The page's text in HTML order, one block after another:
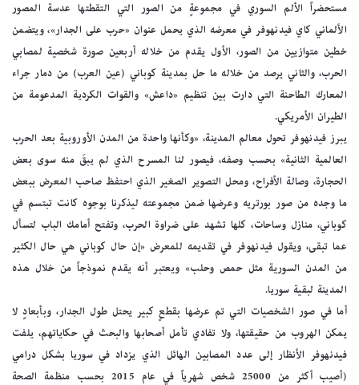
مستحضراً الألم السوري في مجموعةٍ من الصور التي التقطتها عدسة المصور
الألماني كاي فيدنهوفر في معرضه الذي يحمل عنوان «حرب على الجدار»، ويتضمن
خطين متوازيين من الصور، الأول يقدم من خلاله أربعين صورة شخصية لمصابي
الحرب، والثاني يرصد من خلاله ما حل بمدينة كوباني (عين العرب) من دمار جراء
المعارك الطاحنة التي دارت بين تنظيم «داعش» والقوات الكردية المدعومة من
الطيران الأمريكي.
يبرز فيدنهوفر تحول معالم المدينة، «وكأنها واحدة من المدن الأوروبية بعد الحرب
العالمية الثانية» بحسب وصفه، فيصور لنا المسرح الذي لم يبقَ منه سوى بعض
الحجارة، وصالة الأفراح، ومحل التصوير الصغير الذي احتفظ صاحب المعرض ببعض
ما وجده من صور بورتريه وعرضها ضمن مجموعته ليذكرنا بوجوه كانت تبتسم في
كوباني، منازل وساحات، كلها تشهد على ضراوة الحرب، وتفتح أمامك الباب لتسأل
عما تبقى، ويقول فيدنهوفر في تقديمه للمعرض «إن حال كوباني هي حال الكثير
من المدن السورية مثل حمص وحلب» ويعتبر أنه يقدم نموذجاً من خلال هذه
المدينة لبقية سوريا.
أما في صور الشخصيات التي تم عرضها بقطعٍ كبير يحتل طول الجدار، وبأبعادٍ لا
يمكن الهروب من حقيقتها، ولا تفادي تأمل أصحابها والبحث في حكاياتهم، يلفت
فيدنهوفر الأنظار إلى عدد المصابين الهائل الذي يزداد في سوريا بشكل درامي
(أصيب أكثر من 25000 شخص شهرياً في عام 2015 بحسب منظمة الصحة